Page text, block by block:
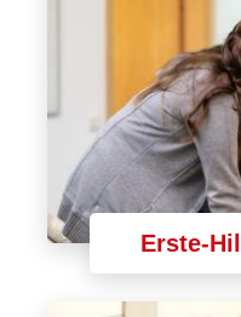
Erste-